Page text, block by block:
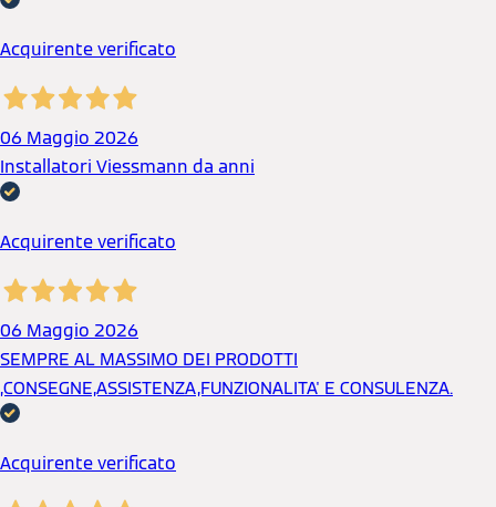
Acquirente verificato
06 Maggio 2026
Installatori Viessmann da anni
Acquirente verificato
06 Maggio 2026
SEMPRE AL MASSIMO DEI PRODOTTI
,CONSEGNE,ASSISTENZA,FUNZIONALITA' E CONSULENZA.
Acquirente verificato